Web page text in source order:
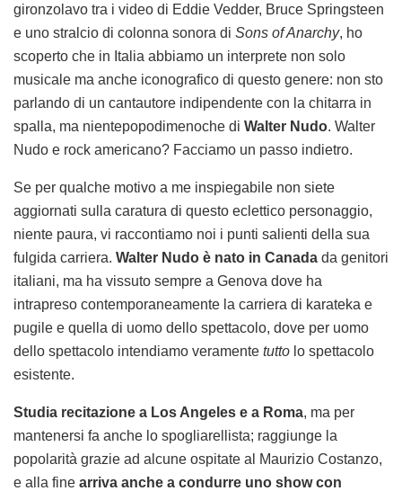
gironzolavo tra i video di Eddie Vedder, Bruce Springsteen
e uno stralcio di colonna sonora di Sons of Anarchy, ho
scoperto che in Italia abbiamo un interprete non solo
musicale ma anche iconografico di questo genere: non sto
parlando di un cantautore indipendente con la chitarra in
spalla, ma nientepopodimenoche di Walter Nudo. Walter
Nudo e rock americano? Facciamo un passo indietro.
Se per qualche motivo a me inspiegabile non siete
aggiornati sulla caratura di questo eclettico personaggio,
niente paura, vi raccontiamo noi i punti salienti della sua
fulgida carriera. Walter Nudo è nato in Canada da genitori
italiani, ma ha vissuto sempre a Genova dove ha
intrapreso contemporaneamente la carriera di karateka e
pugile e quella di uomo dello spettacolo, dove per uomo
dello spettacolo intendiamo veramente tutto lo spettacolo
esistente.
Studia recitazione a Los Angeles e a Roma, ma per
mantenersi fa anche lo spogliarellista; raggiunge la
popolarità grazie ad alcune ospitate al Maurizio Costanzo,
e alla fine arriva anche a condurre uno show con